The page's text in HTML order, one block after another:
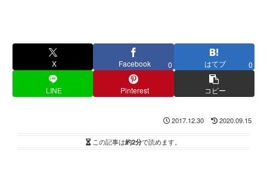
X Facebook 0 はてブ 0
LINE Pinterest コピー
2017.12.30 2020.09.15
この記事は約2分で読めます。